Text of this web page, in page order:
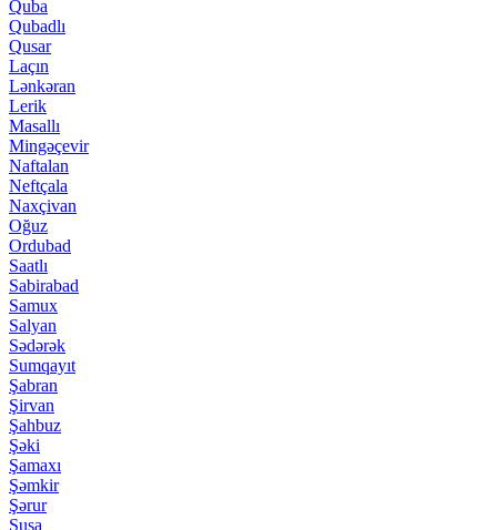
Quba
Qubadlı
Qusar
Laçın
Lənkəran
Lerik
Masallı
Mingəçevir
Naftalan
Neftçala
Naxçivan
Oğuz
Ordubad
Saatlı
Sabirabad
Samux
Salyan
Sədərək
Sumqayıt
Şabran
Şirvan
Şahbuz
Şəki
Şamaxı
Şəmkir
Şərur
Şuşa